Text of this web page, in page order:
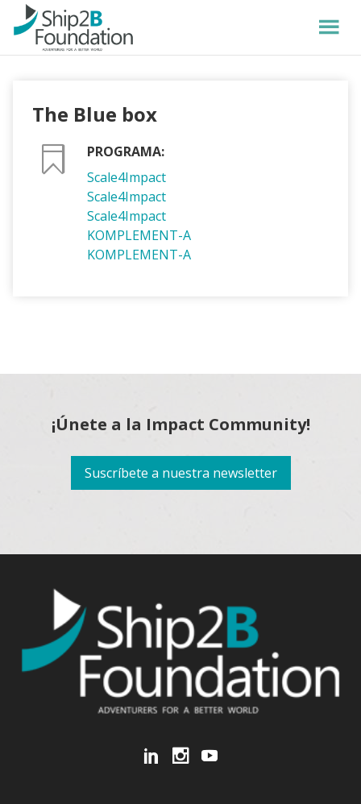
The Blue box
PROGRAMA:
Scale4Impact
Scale4Impact
Scale4Impact
KOMPLEMENT-A
KOMPLEMENT-A
¡Únete a la Impact Community!
Suscríbete a nuestra newsletter